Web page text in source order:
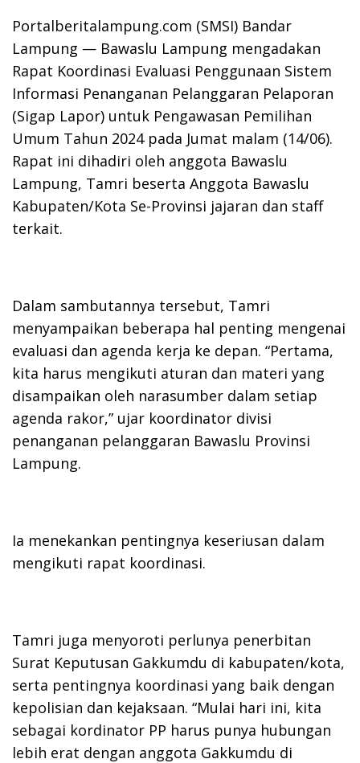
Portalberitalampung.com (SMSI) Bandar
Lampung — Bawaslu Lampung mengadakan
Rapat Koordinasi Evaluasi Penggunaan Sistem
Informasi Penanganan Pelanggaran Pelaporan
(Sigap Lapor) untuk Pengawasan Pemilihan
Umum Tahun 2024 pada Jumat malam (14/06).
Rapat ini dihadiri oleh anggota Bawaslu
Lampung, Tamri beserta Anggota Bawaslu
Kabupaten/Kota Se-Provinsi jajaran dan staff
terkait.
Dalam sambutannya tersebut, Tamri
menyampaikan beberapa hal penting mengenai
evaluasi dan agenda kerja ke depan. “Pertama,
kita harus mengikuti aturan dan materi yang
disampaikan oleh narasumber dalam setiap
agenda rakor,” ujar koordinator divisi
penanganan pelanggaran Bawaslu Provinsi
Lampung.
Ia menekankan pentingnya keseriusan dalam
mengikuti rapat koordinasi.
Tamri juga menyoroti perlunya penerbitan
Surat Keputusan Gakkumdu di kabupaten/kota,
serta pentingnya koordinasi yang baik dengan
kepolisian dan kejaksaan. “Mulai hari ini, kita
sebagai kordinator PP harus punya hubungan
lebih erat dengan anggota Gakkumdu di